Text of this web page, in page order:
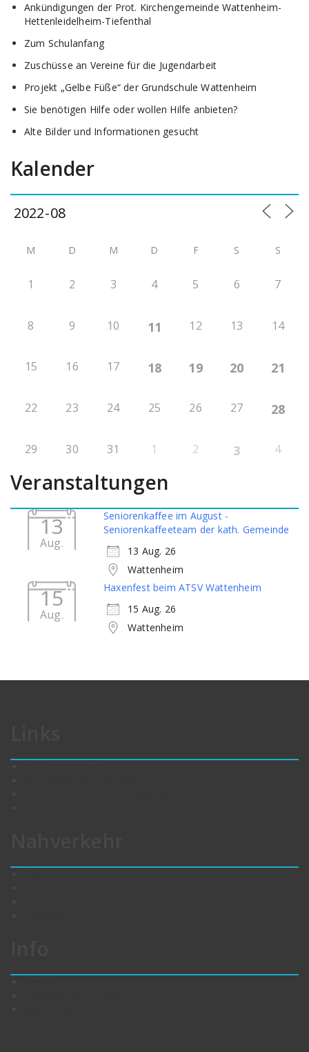
Ankündigungen der Prot. Kirchengemeinde Wattenheim-
Hettenleidelheim-Tiefenthal
Zum Schulanfang
Zuschüsse an Vereine für die Jugendarbeit
Projekt „Gelbe Füße“ der Grundschule Wattenheim
Sie benötigen Hilfe oder wollen Hilfe anbieten?
Alte Bilder und Informationen gesucht
Kalender
M D M D F S S
1 2 3 4 5 6 7
8 9 10 11 12 13 14
15 16 17 18 19 20 21
22 23 24 25 26 27 28
29 30 31 1 2 3 4
Veranstaltungen
13
Aug.
Seniorenkaffee im August -
Seniorenkaffeeteam der kath. Gemeinde
13 Aug. 26
Wattenheim
15
Aug.
Haxenfest beim ATSV Wattenheim
15 Aug. 26
Wattenheim